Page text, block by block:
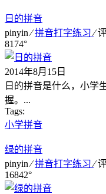
日的拼音
pinyin ⁄拼音打字练习⁄
8174°
2014年8月15日
日的拼音是什么，小学
握。...
Tags:
小学拼音
绿的拼音
pinyin ⁄拼音打字练习⁄
16842°